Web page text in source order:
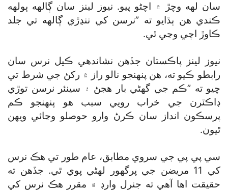
سان لهه وچڙ ۾ اچڻو پيو. نيوز لينز سان ڳالهه ٻولهه
ڪندي هن ٻڌايو ته ”نرسن کي ننڍڙي ڳالهه تي جلد
ڪاوڙ اچي وڃي ٿي.
نيوز لينز پاڪستان جڏهن نشاندهي ڪيل نرس سان
رابطو ڪيو ته، هن پنهنجو نالو راز ۾ رکڻ جي شرط تي
چيو ته ”ڪم جي گھڻي بار هجڻ ۽ سينئر نرسن توڙي
ڊاڪٽرن جي خراب رويي سبب هو پنهنجو ڪم
پرسڪون انداز سان ڪرڻ وارو حوصلو وڃائي ويهن
ٿيون.
سي پي پي جي سروي مطابق، عام طور تي هڪ نرس
کي 11 مريضن جي پرگھور لهڻي پوي ٿي. جڏهن ته
حقيقت اها آهي ته جنرل وارڊ ۾ مقرر هڪ نرس کي